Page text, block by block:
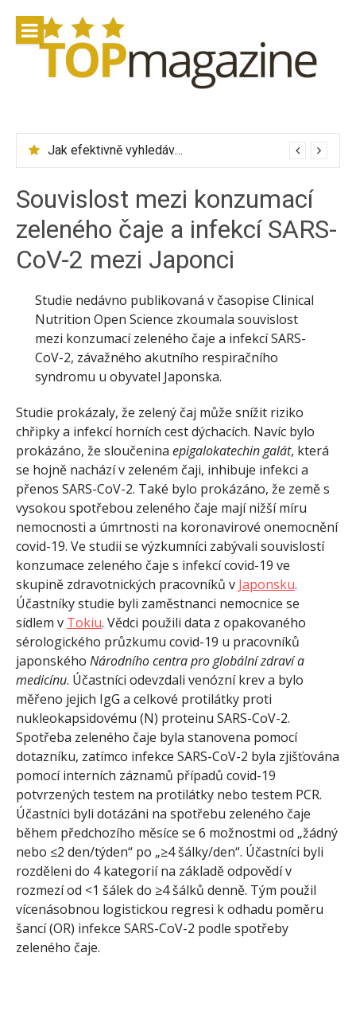
obsah
Jak efektivně vyhledávat letenky přes Skyscanner
Souvislost mezi konzumací
zeleného čaje a infekcí SARS-
CoV-2 mezi Japonci
Studie nedávno publikovaná v časopise Clinical
Nutrition Open Science zkoumala souvislost
mezi konzumací zeleného čaje a infekcí SARS-
CoV-2, závažného akutního respiračního
syndromu u obyvatel Japonska.
Studie prokázaly, že zelený čaj může snížit riziko
chřipky a infekcí horních cest dýchacích. Navíc bylo
prokázáno, že sloučenina epigalokatechin galát, která
se hojně nachází v zeleném čaji, inhibuje infekci a
přenos SARS-CoV-2. Také bylo prokázáno, že země s
vysokou spotřebou zeleného čaje mají nižší míru
nemocnosti a úmrtnosti na koronavirové onemocnění
covid-19. Ve studii se výzkumníci zabývali souvislostí
konzumace zeleného čaje s infekcí covid-19 ve
skupině zdravotnických pracovníků v Japonsku.
Účastníky studie byli zaměstnanci nemocnice se
sídlem v Tokiu. Vědci použili data z opakovaného
sérologického průzkumu covid-19 u pracovníků
japonského Národního centra pro globální zdraví a
medicínu. Účastníci odevzdali venózní krev a bylo
měřeno jejich IgG a celkové protilátky proti
nukleokapsidovému (N) proteinu SARS-CoV-2.
Spotřeba zeleného čaje byla stanovena pomocí
dotazníku, zatímco infekce SARS-CoV-2 byla zjišťována
pomocí interních záznamů případů covid-19
potvrzených testem na protilátky nebo testem PCR.
Účastníci byli dotázáni na spotřebu zeleného čaje
během předchozího měsíce se 6 možnostmi od „žádný
nebo ≤2 den/týden“ po „≥4 šálky/den“. Účastníci byli
rozděleni do 4 kategorií na základě odpovědí v
rozmezí od <1 šálek do ≥4 šálků denně. Tým použil
vícenásobnou logistickou regresi k odhadu poměru
šancí (OR) infekce SARS-CoV-2 podle spotřeby
zeleného čaje.